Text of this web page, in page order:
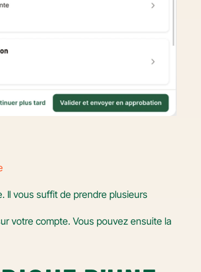
Il vous suffit de prendre plusieurs
votre compte. Vous pouvez ensuite la